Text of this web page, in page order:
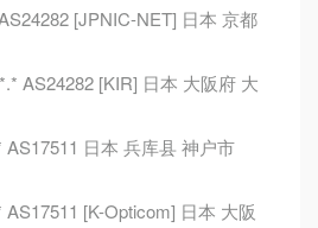
[JPNIC-NET] 日本 京都
AS24282 [KIR] 日本 大阪府 大
AS17511 日本 兵库县 神户市
[K-Opticom] 日本 大阪